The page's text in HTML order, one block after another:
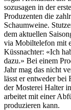
sozusagen in der
Produzenten die
Schaumweine.
dem aktuellen
via Mobiltelefon mit
Küssnachter: «Ich
dazu.» Bei einem
Jahr mag das nicht
lässt er entweder
der Mosterei Halter
arbeitet mit einer
produzieren kann.